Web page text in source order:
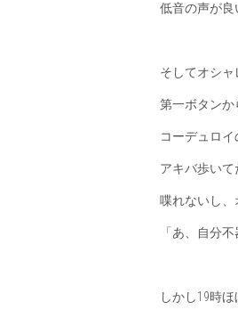
低音の声が良
そしてオシャ
第一ボタンか
コーデュロ
アキバ歩い
喋れないし、
「あ、自分
しかし19時